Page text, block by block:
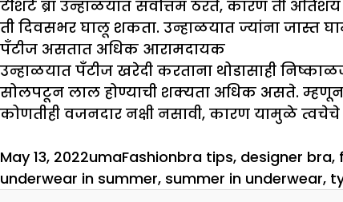
टीशर्ट ब्रा उन्हाळयात सर्वोत्तम ठरते, कारण ती
ती दिवसभर घालू शकता. उन्हाळयात ज्यांना जास्त
पँटीज असतात अधिक आरामदायक
उन्हाळयात पँटीज खरेदी करताना थोडासाही
सोलपटून लाल होण्याची शक्यता अधिक असते. म्हणूनच
कोणतीही वजनदार नक्षी नसावी, कारण यामुळे
Posted
on
May 13, 2022Author
umaCategories
FashionTags
bra tips, designer bra,
underwear in summer, summer in underwear,